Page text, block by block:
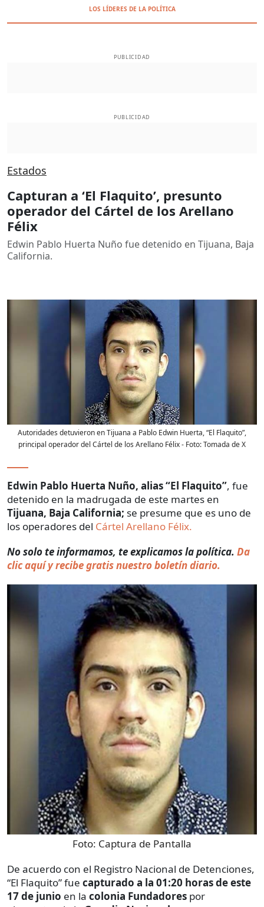
LOS LÍDERES DE LA POLÍTICA
PUBLICIDAD
PUBLICIDAD
Estados
Capturan a ‘El Flaquito’, presunto
operador del Cártel de los Arellano
Félix
Edwin Pablo Huerta Nuño fue detenido en Tijuana, Baja
California.
Autoridades detuvieron en Tijuana a Pablo Edwin Huerta, “El Flaquito”,
principal operador del Cártel de los Arellano Félix- Foto:Tomada de X
Edwin Pablo Huerta Nuño, alias “El Flaquito”, fue
detenido en la madrugada de este martes en
Tijuana, Baja California; se presume que es uno de
los operadores del Cártel Arellano Félix.
No solo te informamos, te explicamos la política. Da
clic aquí y recibe gratis nuestro boletín diario.
Foto: Captura de Pantalla
De acuerdo con el Registro Nacional de Detenciones,
“El Flaquito” fue capturado a la 01:20 horas de este
17 de junio en la colonia Fundadores por